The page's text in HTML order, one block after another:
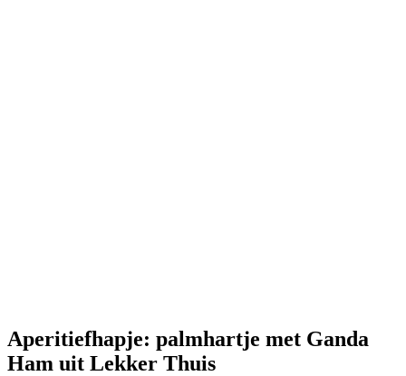
Aperitiefhapje: palmhartje met Ganda
Ham uit Lekker Thuis